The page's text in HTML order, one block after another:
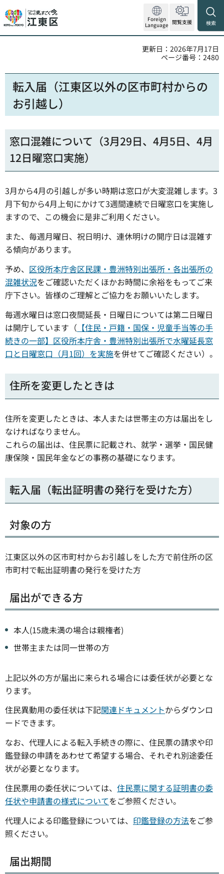
Foreign
Language 閲覧支援 検索
更新日：2026年7月17日
ページ番号：2480
転入届（江東区以外の区市町村からの
お引越し）
窓口混雑について（3月29日、4月5日、4月
12日曜窓口実施）
3月から4月の引越しが多い時期は窓口が大変混雑します。3
月下旬から4月上旬にかけて3週間連続で日曜窓口を実施し
ますので、この機会に是非ご利用ください。
また、毎週月曜日、祝日明け、連休明けの開庁日は混雑す
る傾向があります。
予め、 区役所本庁舎区民課・豊洲特別出張所・各出張所の
混雑状況をご確認いただくほかお時間に余裕をもってご来
庁下さい。皆様のご理解とご協力をお願いいたします。
毎週水曜日は窓口夜間延長・日曜日については第二日曜日
は開庁しています（ 【住民・戸籍・国保・児童手当等の手
続きの一部】区役所本庁舎・豊洲特別出張所で水曜延長窓
口と日曜窓口（月1回）を実施を併せてご確認ください）。
住所を変更したときは
住所を変更したときは、本人または世帯主の方は届出をし
なければなりません。
これらの届出は、住民票に記載され、就学・選挙・国民健
康保険・国民年金などの事務の基礎になります。
転入届（転出証明書の発行を受けた方）
対象の方
江東区以外の区市町村からお引越しをした方で前住所の区
市町村で転出証明書の発行を受けた方
届出ができる方
本人(15歳未満の場合は親権者)
世帯主または同一世帯の方
上記以外の方が届出に来られる場合には委任状が必要とな
ります。
住民異動用の委任状は下記関連ドキュメントからダウンロ
ードできます。
なお、代理人による転入手続きの際に、住民票の請求や印
鑑登録の申請をあわせて希望する場合、それぞれ別途委任
状が必要となります。
住民票用の委任状については、 住民票に関する証明書の委
任状や申請書の様式についてをご参照ください。
代理人による印鑑登録については、 印鑑登録の方法をご参
照ください。
届出期間